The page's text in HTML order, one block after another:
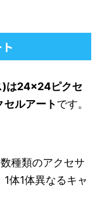
)は24×24ピクセ
ルアートです。
種類のアクセサ
体1体異なるキャ